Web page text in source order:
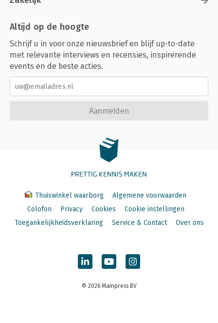
Altijd op de hoogte
Schrijf u in voor onze nieuwsbrief en blijf up-to-date
met relevante interviews en recensies, inspirerende
events en de beste acties.
Aanmelden
PRETTIG KENNIS MAKEN
Thuiswinkel waarborg
Algemene voorwaarden
Colofon
Privacy Cookies
Cookie instellingen
Toegankelijkheidsverklaring
Service & Contact Over ons
© 2026 Mainpress BV